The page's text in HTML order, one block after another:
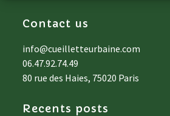
Contact us
info@cueilletteurbaine.com
06.47.92.74.49
80 rue des Haies, 75020 Paris
Recents posts